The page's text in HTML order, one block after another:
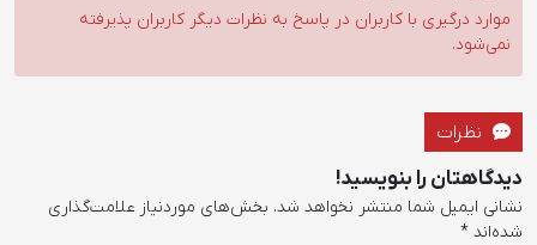
موارد درگیری با کاربران در پاسخ به نظرات دیگر کاربران پذیرفته
نمی‌شود.
نظرات
دیدگاهتان را بنویسید!
نشانی ایمیل شما منتشر نخواهد شد. بخش‌های موردنیاز علامت‌گذاری
شده‌اند *